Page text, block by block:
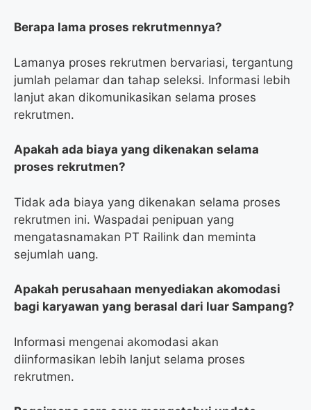
Berapa lama proses rekrutmennya?
Lamanya proses rekrutmen bervariasi, tergantung
jumlah pelamar dan tahap seleksi. Informasi lebih
lanjut akan dikomunikasikan selama proses
rekrutmen.
Apakah ada biaya yang dikenakan selama
proses rekrutmen?
Tidak ada biaya yang dikenakan selama proses
rekrutmen ini. Waspadai penipuan yang
mengatasnamakan PT Railink dan meminta
sejumlah uang.
Apakah perusahaan menyediakan akomodasi
bagi karyawan yang berasal dari luar Sampang?
Informasi mengenai akomodasi akan
diinformasikan lebih lanjut selama proses
rekrutmen.